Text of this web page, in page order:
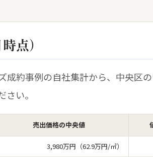
点）
成約事例の自社集計から、中央区
い。
売出価格の中央値
3,980万円（62.9万円/㎡）